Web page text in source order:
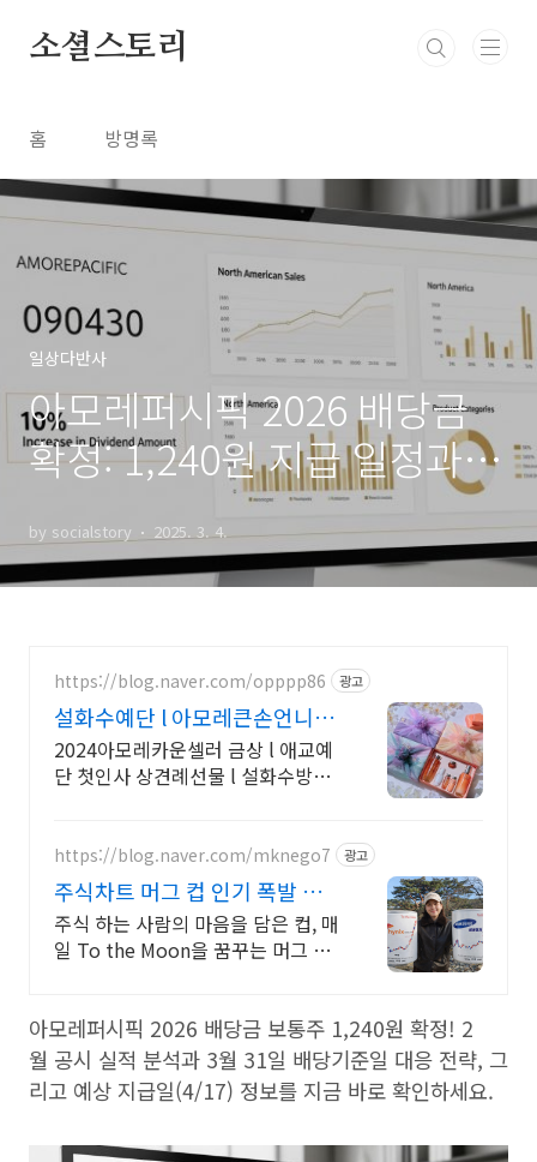
소셜스토리
홈 방명록
일상다반사
아모레퍼시픽 2026 배당금
확정: 1,240원 지급 일정과
실적 기반 투자 전략
by socialstory 2025. 3. 4.
https://blog.naver.com/opppp86 광고
설화수예단 l 아모레큰손언니 기
업선물 단체선물 답례품선물
2024아모레카운셀러 금상 l 애교예
단 첫인사 상견례선물 l 설화수방판,
https://blog.naver.com/mknego7 광고
주식차트 머그 컵 인기 폭발 내
일은 오늘보다 조금더 높이
주식 하는 사람의 마음을 담은 컵, 매
일 To the Moon을 꿈꾸는 머그 컵
아모레퍼시픽 2026 배당금 보통주 1,240원 확정! 2
월 공시 실적 분석과 3월 31일 배당기준일 대응 전략, 그
리고 예상 지급일(4/17) 정보를 지금 바로 확인하세요.